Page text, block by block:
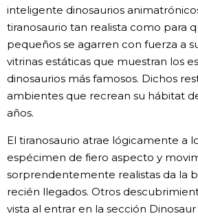
inteligente dinosaurios
tiranosaurio tan realista como para
pequeños se agarren con fuerza a
vitrinas estáticas que muestran los
dinosaurios más famosos. Dichos
ambientes que recrean su hábitat
años.
El tiranosaurio atrae lógicamente a
espécimen de fiero aspecto y
sorprendentemente realistas da la
recién llegados. Otros
vista al entrar en la sección